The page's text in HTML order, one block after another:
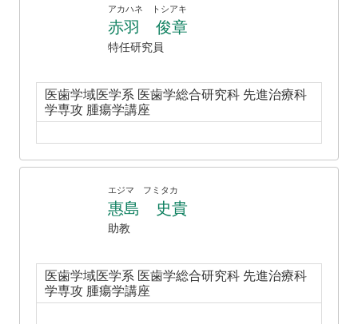
アカハネ トシアキ
赤羽 俊章
特任研究員
医歯学域医学系 医歯学総合研究科 先進治療科
学専攻 腫瘍学講座
エジマ フミタカ
惠島 史貴
助教
医歯学域医学系 医歯学総合研究科 先進治療科
学専攻 腫瘍学講座